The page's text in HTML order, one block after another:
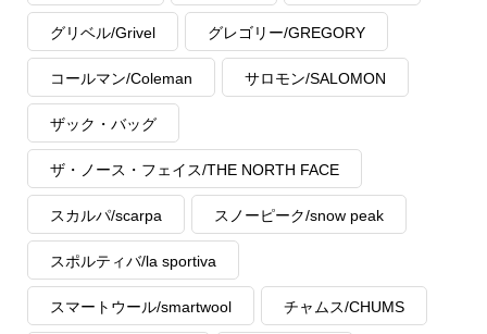
グリベル/Grivel グレゴリー/GREGORY
コールマン/Coleman サロモン/SALOMON
ザック・バッグ
ザ・ノース・フェイス/THE NORTH FACE
スカルパ/scarpa スノーピーク/snow peak
スポルティバ/la sportiva
スマートウール/smartwool チャムス/CHUMS